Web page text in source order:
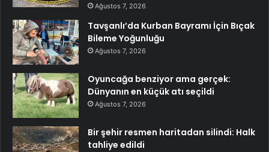
Ağustos 7, 2026
Tavşanlı’da Kurban Bayramı İçin Bıçak
Bileme Yoğunluğu
Ağustos 7, 2026
Oyuncağa benziyor ama gerçek:
Dünyanın en küçük atı seçildi
Ağustos 7, 2026
Bir şehir resmen haritadan silindi: Halk
tahliye edildi